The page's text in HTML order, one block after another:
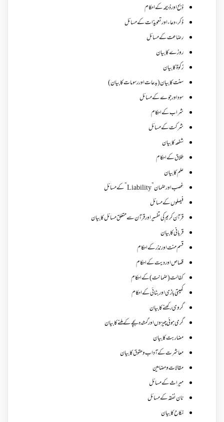
ذبح اور ذبیحہ کے احکام
ذکر،دعاء اور تعویذات کے مسائل
رضاعت کے مسائل
روزے کا بیان
زکوة کابیان
سنت کا بیان (بدعات اور رسومات کا بیان)
سود اور جوے کے مسائل
شراب کے احکام
شرکت کے مسائل
شفعہ کا بیان
طلاق کے احکام
علم کا بیان
غصب اورضمان”Liability” کے مسائل
فیصلوں کے مسائل
قرآن کریم کی تفسیر اور قرآن سے متعلق مسائل کا بیان
قربانی کا بیان
قسم منت اور نذر کے احکام
قصاص اور دیت کے احکام
کفالت (ضمانت) کے احکام
کھیتی باڑی اور بٹائی کے احکام
گروی رکھنے کا بیان
گری ہوئی چیزوں اورگمشدہ بچے کے ملنے کا بیان
مضاربت کا بیان
معاشرت کے آداب و حقوق کا بیان
مقالات ومضامین
میراث کے مسائل
نان نفقہ کے مسائل
نکاح کا بیان